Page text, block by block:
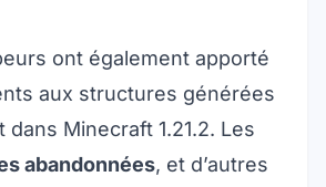
ont également apporté
aux structures générées
dans Minecraft 1.21.2. Les
abandonnées, et d’autres